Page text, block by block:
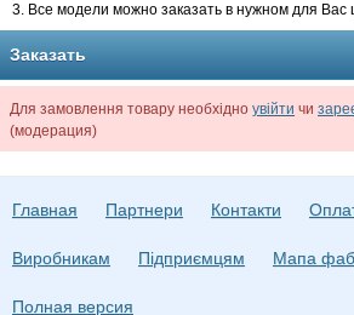
Все модели можно заказать в нужном для Вас
Заказать
Для замовлення товару необхідно увійти чи
(модерация)
Главная Партнери Контакти
Виробникам Підприємцям Мапа
Полная версия